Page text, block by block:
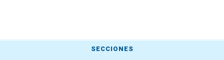
SECCIONES